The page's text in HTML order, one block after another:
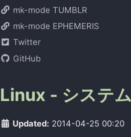
mk-mode TUMBLR
mk-mode EPHEMERIS
Twitter
GitHub
Linux - システ
Updated: 2014-04-25 00:20